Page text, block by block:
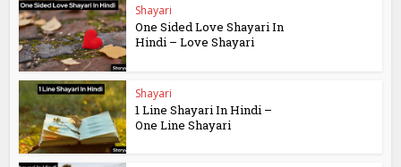
Shayari
One Sided Love Shayari In
Hindi – Love Shayari
Shayari
1 Line Shayari In Hindi –
One Line Shayari